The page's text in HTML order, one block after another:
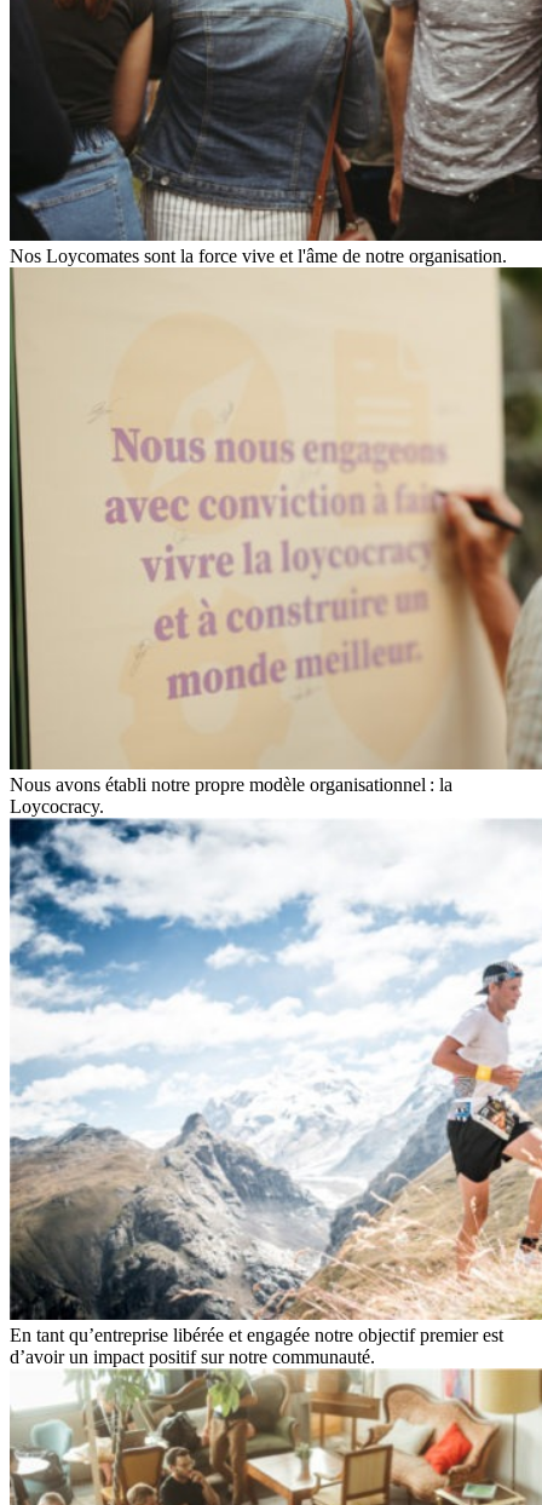
Nos Loycomates sont la force vive et l'âme de notre organisation.
Nous avons établi notre propre modèle organisationnel : la
Loycocracy.
En tant qu’entreprise libérée et engagée notre objectif premier est
d’avoir un impact positif sur notre communauté.